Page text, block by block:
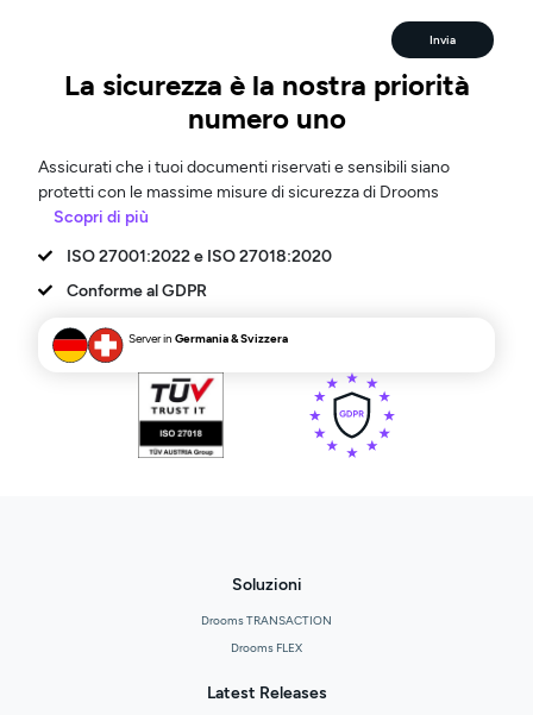
La sicurezza è la nostra priorità
numero uno
Assicurati che i tuoi documenti riservati e sensibili siano
protetti con le massime misure di sicurezza di Drooms
Scopri di più
ISO 27001:2022 e ISO 27018:2020
Conforme al GDPR
Server in Germania &Svizzera
Invia
Soluzioni
Drooms TRANSACTION
Drooms FLEX
Latest Releases